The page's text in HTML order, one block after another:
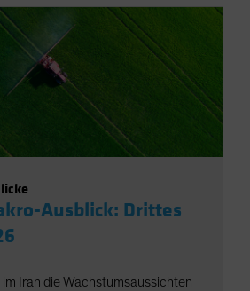
Ausblick: Drittes
Iran die Wachstumsaussichten